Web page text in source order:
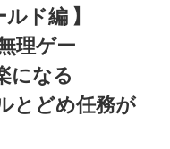
ド編 】
理ゲー
になる
とどめ任務が